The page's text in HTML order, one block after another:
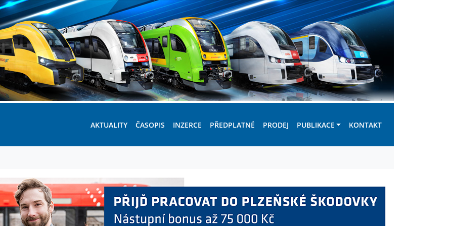
AKTUALITY ČASOPIS INZERCE PŘEDPLATNÉ PRODEJ PUBLIKACE KONTAKT